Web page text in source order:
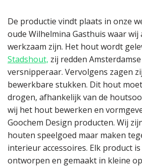
De productie vindt plaats in onze
oude Wilhelmina Gasthuis waar wij
werkzaam zijn. Het hout wordt
Stadshout, zij redden
versnipperaar. Vervolgens zagen
bewerkbare stukken. Dit hout
drogen, afhankelijk van de
wij het hout bewerken en
Goochem Design producten. Wij
houten speelgoed maar maken
interieur accessoires. Elk product
ontworpen en gemaakt in kleine